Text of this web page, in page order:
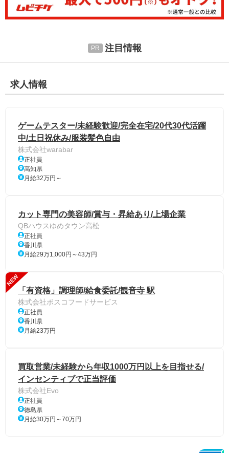
注目情報
求人情報
ゲームテスター/未経験歓迎/完全在宅/20代30代活躍
中/土日祝休み/服装髪色自由
株式会社warabar
正社員
高知県
月給32万円～
カット専門の美容師/賞与・昇給あり/上場企業
QBハウスゆめタウン高松
正社員
香川県
月給29万1,000円～43万円
NEW
「有資格」調理師/給食委託/観音寺 駅
株式会社ボスコフードサービス
正社員
香川県
月給23万円
買取営業/未経験から年収1000万円以上を目指せる/
インセンティブで正当評価
株式会社Evo
正社員
徳島県
月給30万円～70万円